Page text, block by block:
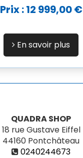
Prix : 12 999,00 €
En savoir plus
QUADRA SHOP
18 rue Gustave Eiffel
44160 Pontchâteau
0240244673